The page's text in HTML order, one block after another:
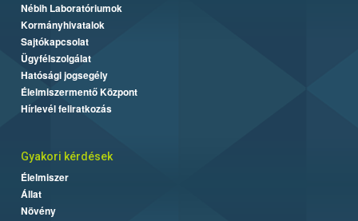
Nébih Laboratóriumok
Kormányhivatalok
Sajtókapcsolat
Ügyfélszolgálat
Hatósági jogsegély
Élelmiszermentő Központ
Hírlevél feliratkozás
Gyakori kérdések
Élelmiszer
Állat
Növény